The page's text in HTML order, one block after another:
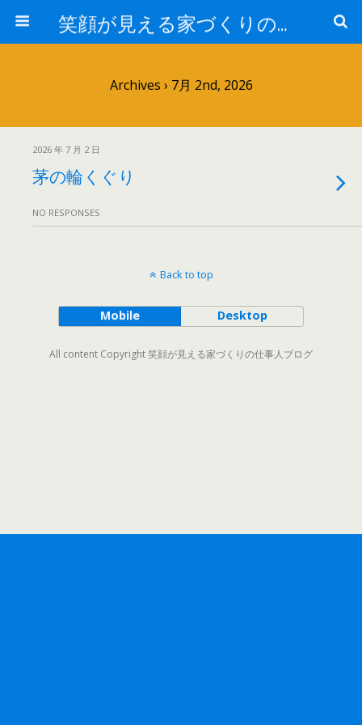
笑顔が見える家づくりの仕事人ブログ
Archives › 7月 2nd, 2026
2026 年 7 月 2 日
茅の輪くぐり
NO RESPONSES
Back to top
Mobile Desktop
All content Copyright 笑顔が見える家づくりの仕事人ブログ